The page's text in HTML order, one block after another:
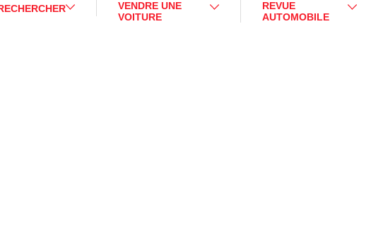
VENDRE UNE
VOITURE
REVUE
AUTOMOBILE